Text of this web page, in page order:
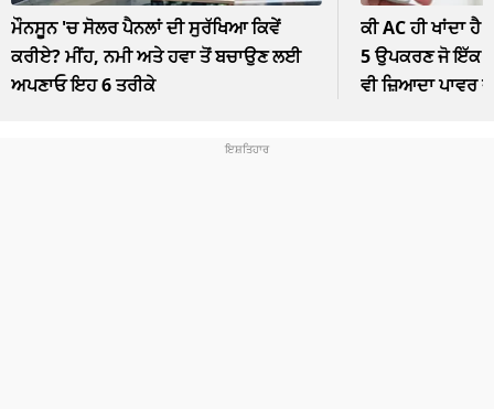
ਮੌਨਸੂਨ 'ਚ ਸੋਲਰ ਪੈਨਲਾਂ ਦੀ ਸੁਰੱਖਿਆ ਕਿਵੇਂ
ਕਰੀਏ? ਮੀਂਹ, ਨਮੀ ਅਤੇ ਹਵਾ ਤੋਂ ਬਚਾਉਣ ਲਈ
ਅਪਣਾਓ ਇਹ 6 ਤਰੀਕੇ
ਕੀ AC ਹੀ ਖਾਂਦਾ
5 ਉਪਕਰਣ ਜੋ ਇੱਕ
ਵੀ ਜ਼ਿਆਦਾ ਪਾਵਰ